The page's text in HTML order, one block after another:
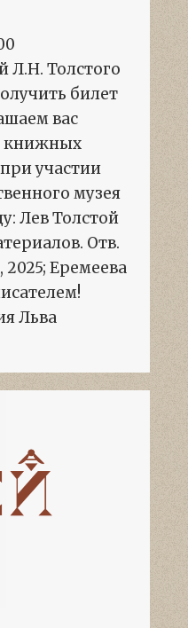
Л.Н. Толстого
билет
вас
книжных
участии
музея
Лев Толстой
Отв.
Еремеева
Льва